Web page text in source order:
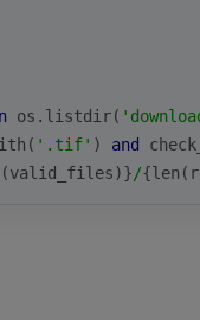
os.listdir(
'.tif' ) and
(valid_files)}/{len